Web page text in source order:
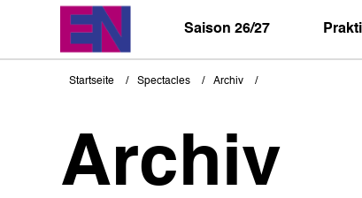
Saison 26/27
Pfadnavigation
Startseite Spectacles Archiv
Archiv